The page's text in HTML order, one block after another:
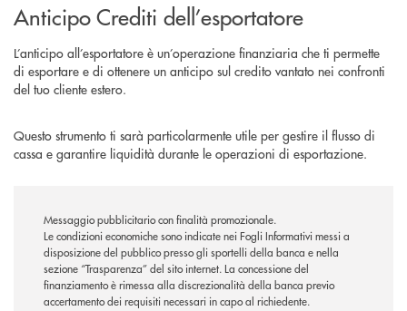
Anticipo Crediti dell’esportatore
L’anticipo all’esportatore è un’operazione finanziaria che ti permette
di esportare e di ottenere un anticipo sul credito vantato nei confronti
del tuo cliente estero.
Questo strumento ti sarà particolarmente utile per gestire il flusso di
cassa e garantire liquidità durante le operazioni di esportazione.
Messaggio pubblicitario con finalità promozionale.
Le condizioni economiche sono indicate nei Fogli Informativi messi a
disposizione del pubblico presso gli sportelli della banca e nella
sezione “Trasparenza” del sito internet.La concessione del
finanziamento è rimessa alla discrezionalità della banca previo
accertamento dei requisiti necessari in capo al richiedente.